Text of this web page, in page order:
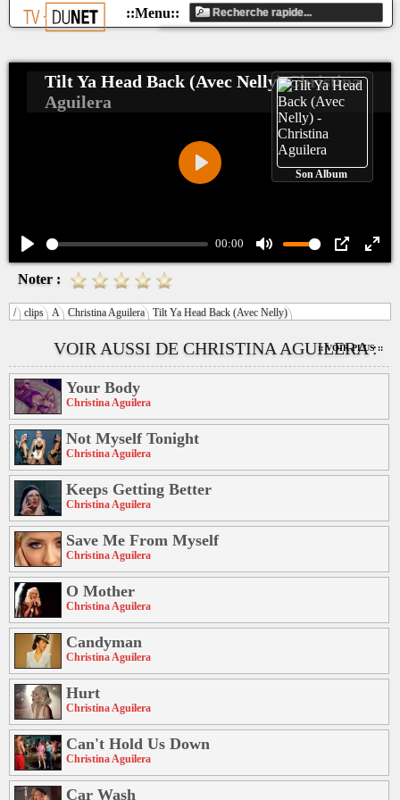
Play
00:00
Mute PIP
Play
Tilt Ya Head Back (Avec Nelly)Christina
Aguilera
Son Album
/ clips A Christina Aguilera Tilt Ya Head Back (Avec Nelly)
VOIR AUSSI DE CHRISTINA AGUILERA :
:: VOIR PLUS ::
Your Body
Christina Aguilera
Not Myself Tonight
Christina Aguilera
Keeps Getting Better
Christina Aguilera
Save Me From Myself
Christina Aguilera
O Mother
Christina Aguilera
Candyman
Christina Aguilera
Hurt
Christina Aguilera
Can't Hold Us Down
Christina Aguilera
Car Wash
Noter :